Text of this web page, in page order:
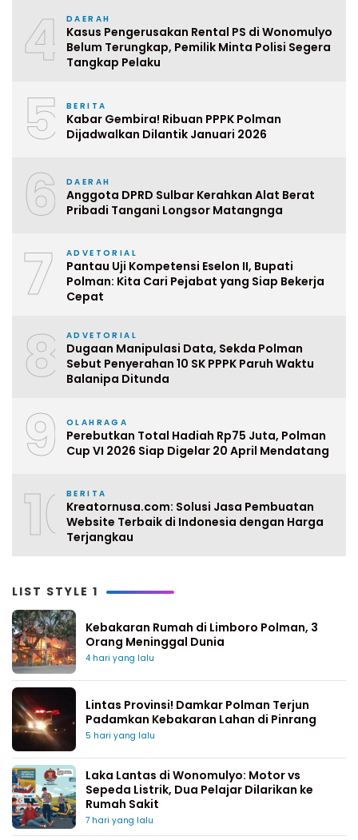
4 DAERAH
Kasus Pengerusakan Rental PS di Wonomulyo
Belum Terungkap, Pemilik Minta Polisi Segera
Tangkap Pelaku
5 BERITA
Kabar Gembira! Ribuan PPPK Polman
Dijadwalkan Dilantik Januari 2026
6 DAERAH
Anggota DPRD Sulbar Kerahkan Alat Berat
Pribadi Tangani Longsor Matangnga
7 ADVETORIAL
Pantau Uji Kompetensi Eselon II, Bupati
Polman: Kita Cari Pejabat yang Siap Bekerja
Cepat
8 ADVETORIAL
Dugaan Manipulasi Data, Sekda Polman
Sebut Penyerahan 10 SK PPPK Paruh Waktu
Balanipa Ditunda
9 OLAHRAGA
Perebutkan Total Hadiah Rp75 Juta, Polman
Cup VI 2026 Siap Digelar 20 April Mendatang
10BERITA
Kreatornusa.com: Solusi Jasa Pembuatan
Website Terbaik di Indonesia dengan Harga
Terjangkau
LIST STYLE 1
Kebakaran Rumah di Limboro Polman, 3
Orang Meninggal Dunia
4 hari yang lalu
Lintas Provinsi! Damkar Polman Terjun
Padamkan Kebakaran Lahan di Pinrang
5 hari yang lalu
Laka Lantas di Wonomulyo: Motor vs
Sepeda Listrik, Dua Pelajar Dilarikan ke
Rumah Sakit
7 hari yang lalu